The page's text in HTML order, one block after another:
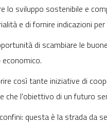
lo sviluppo sostenibile e
e di fornire indicazioni
di scambiare le
così tante iniziative di
che l'obiettivo di un futuro
questa è la strada da